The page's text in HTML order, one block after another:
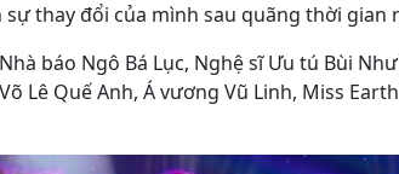
thay đổi của mình sau quãng thời gian
báo Ngô Bá Lục, Nghệ sĩ Ưu tú Bùi
Lê Quế Anh, Á vương Vũ Linh, Miss